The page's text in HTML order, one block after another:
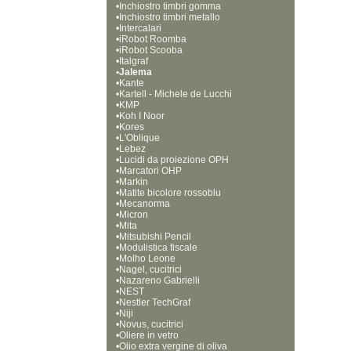
• Inchiostro timbri gomma
• Inchiostro timbri metallo
• Intercalari
•iRobot Roomba
•iRobot Scooba
• Italgraf
•Jalema
•Kante
•Kartell - Michele de Lucchi
•KMP
•Koh I Noor
•Kores
•L'Oblique
•Lebez
•Lucidi da proiezione OPH
•Marcatori OHP
•Markin
•Matite bicolore rossoblu
•Mecanorma
•Micron
•Mita
•Mitsubishi Pencil
•Modulistica fiscale
•Molho Leone
•Nagel, cucitrici
•Nazareno Gabrielli
•NEST
•Nestler TechGraf
•Niji
•Novus, cucitrici
•Oliere in vetro
•Olio extra vergine di oliva